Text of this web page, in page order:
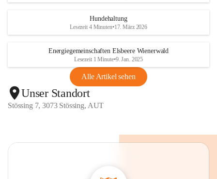
Hundehaltung
Lesezeit 4 Minuten•17. März 2026
Energiegemeinschaften Elsbeere Wienerwald
Lesezeit 1 Minute•9. Jan. 2025
Alle Artikel sehen
Unser Standort
Stössing 7, 3073 Stössing, AUT